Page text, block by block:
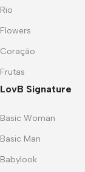
Rio
Flowers
Coração
Frutas
LovB Signature
Basic Woman
Basic Man
Babylook